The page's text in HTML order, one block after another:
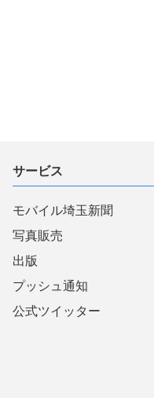
サービス
モバイル埼玉新聞
写真販売
出版
プッシュ通知
公式ツイッター